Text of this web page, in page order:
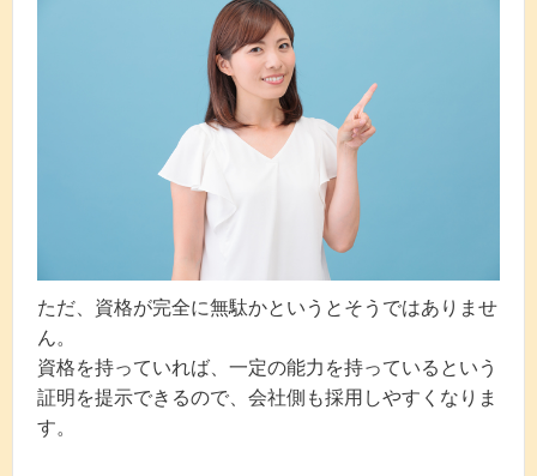
ただ、資格が完全に無駄かというとそうではありませ
ん。
資格を持っていれば、一定の能力を持っているという
証明を提示できるので、会社側も採用しやすくなりま
す。